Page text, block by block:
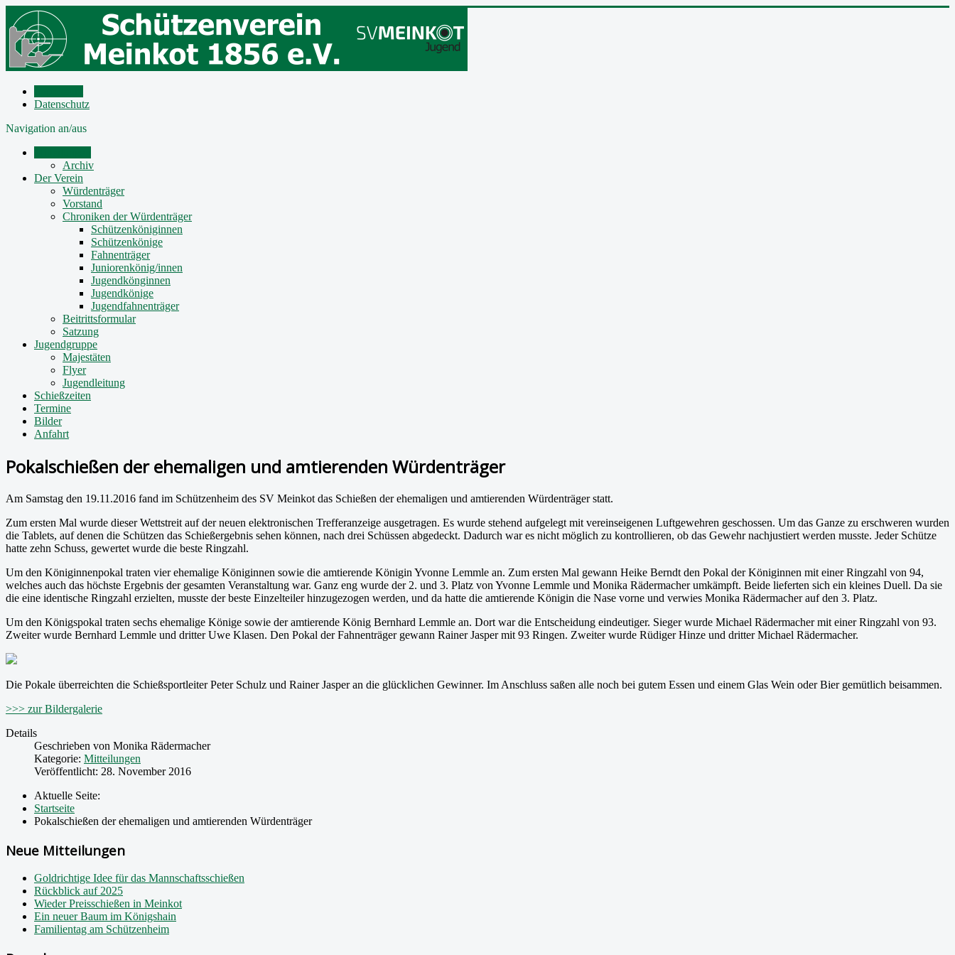
Datenschutz
Navigation an/aus
Archiv
Der Verein
Würdenträger
Vorstand
Chroniken der Würdenträger
Schützenköniginnen
Schützenkönige
Fahnenträger
Juniorenkönig/innen
Jugendkönginnen
Jugendkönige
Jugendfahnenträger
Beitrittsformular
Satzung
Jugendgruppe
Majestäten
Flyer
Jugendleitung
Schießzeiten
Termine
Bilder
Anfahrt
Pokalschießen der ehemaligen und amtierenden Würdenträger
Am Samstag den 19.11.2016 fand im Schützenheim des SV Meinkot das Schießen der ehemaligen und amtierenden Würdenträger statt.
Zum ersten Mal wurde dieser Wettstreit auf der neuen elektronischen Trefferanzeige ausgetragen. Es wurde stehend aufgelegt mit vereinseigenen Luftgewehren geschossen. Um das Ganze zu erschweren wurden
die Tablets, auf denen die Schützen das Schießergebnis sehen können, nach drei Schüssen abgedeckt. Dadurch war es nicht möglich zu kontrollieren, ob das Gewehr nachjustiert werden musste. Jeder Schütze
hatte zehn Schuss, gewertet wurde die beste Ringzahl.
Um den Königinnenpokal traten vier ehemalige Königinnen sowie die amtierende Königin Yvonne Lemmle an. Zum ersten Mal gewann Heike Berndt den Pokal der Königinnen mit einer Ringzahl von 94,
welches auch das höchste Ergebnis der gesamten Veranstaltung war. Ganz eng wurde der 2. und 3. Platz von Yvonne Lemmle und Monika Rädermacher umkämpft. Beide lieferten sich ein kleines Duell. Da sie
die eine identische Ringzahl erzielten, musste der beste Einzelteiler hinzugezogen werden, und da hatte die amtierende Königin die Nase vorne und verwies Monika Rädermacher auf den 3. Platz.
Um den Königspokal traten sechs ehemalige Könige sowie der amtierende König Bernhard Lemmle an. Dort war die Entscheidung eindeutiger. Sieger wurde Michael Rädermacher mit einer Ringzahl von 93.
Zweiter wurde Bernhard Lemmle und dritter Uwe Klasen. Den Pokal der Fahnenträger gewann Rainer Jasper mit 93 Ringen. Zweiter wurde Rüdiger Hinze und dritter Michael Rädermacher.
Die Pokale überreichten die Schießsportleiter Peter Schulz und Rainer Jasper an die glücklichen Gewinner. Im Anschluss saßen alle noch bei gutem Essen und einem Glas Wein oder Bier gemütlich beisammen.
>>> zur Bildergalerie
Details
Geschrieben von Monika Rädermacher
Kategorie: Mitteilungen
Veröffentlicht: 28. November 2016
Aktuelle Seite:
Startseite
Pokalschießen der ehemaligen und amtierenden Würdenträger
Neue Mitteilungen
Goldrichtige Idee für das Mannschaftsschießen
Rückblick auf 2025
Wieder Preisschießen in Meinkot
Ein neuer Baum im Königshain
Familientag am Schützenheim